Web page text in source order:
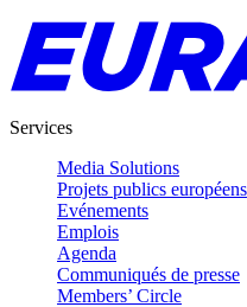
Services
Media Solutions
Projets publics européens
Evénements
Emplois
Agenda
Communiqués de presse
Members’ Circle